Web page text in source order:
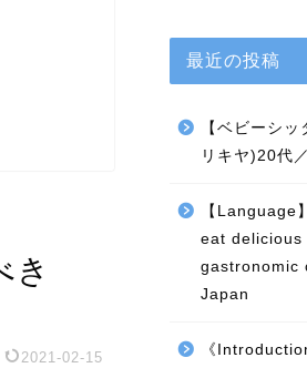
き
2021-02-15
最近の投稿
【ベビーシ
リキヤ)20代
【
eat delicious
gastronomic
Japan
《